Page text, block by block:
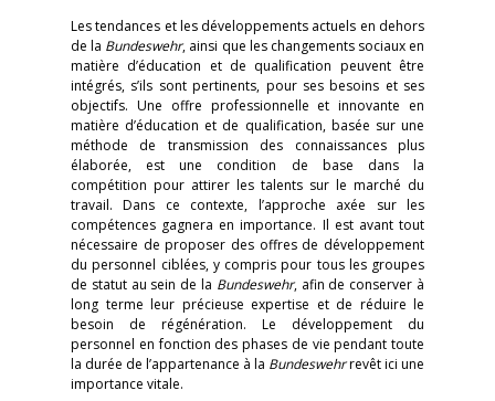
Les tendances et les développements actuels en dehors
de la Bundeswehr, ainsi que les changements sociaux en
matière d’éducation et de qualification peuvent être
intégrés, s’ils sont pertinents, pour ses besoins et ses
objectifs. Une offre professionnelle et innovante en
matière d’éducation et de qualification, basée sur une
méthode de transmission des connaissances plus
élaborée, est une condition de base dans la
compétition pour attirer les talents sur le marché du
travail. Dans ce contexte, l’approche axée sur les
compétences gagnera en importance. Il est avant tout
nécessaire de proposer des offres de développement
du personnel ciblées, y compris pour tous les groupes
de statut au sein de la Bundeswehr, afin de conserver à
long terme leur précieuse expertise et de réduire le
besoin de régénération. Le développement du
personnel en fonction des phases de vie pendant toute
la durée de l’appartenance à la Bundeswehrrevêt ici une
importance vitale.